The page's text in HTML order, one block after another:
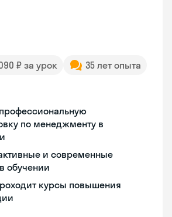
₽ за урок
35 лет опыта
по менеджменту в
и современные
обучении
курсы повышения